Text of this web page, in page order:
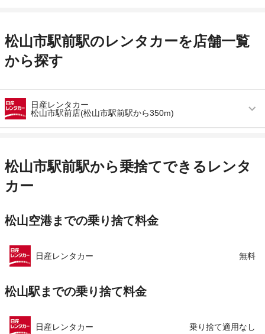
松山市駅前駅のレンタカーを店舗一覧
から探す
日産レンタカー
松山市駅前店(松山市駅前駅から350m)
アクセス 松山市駅前駅より徒歩で約5分（送迎なし）
住所
この店舗でレンタカーを探す
松山市駅前駅から乗捨てできるレンタ
カー
松山空港までの乗り捨て料金
日産レンタカー 無料
松山駅までの乗り捨て料金
日産レンタカー 乗り捨て適用なし